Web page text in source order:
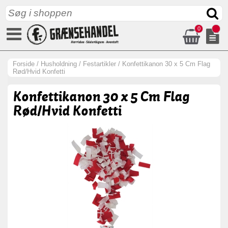
0
Forside / Husholdning / Festartikler / Konfettikanon 30 x 5 Cm Flag
Rød/Hvid Konfetti
Konfettikanon 30 x 5 Cm Flag
Rød/Hvid Konfetti